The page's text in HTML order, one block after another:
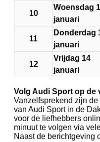
10
Woensdag
januari
11
Donderdag
januari
12
Vrijdag 14
januari
Volg Audi Sport op de
Vanzelfsprekend zijn de
van Audi Sport in de
voor de liefhebbers
minuut te volgen via
Naast de berichtgeving